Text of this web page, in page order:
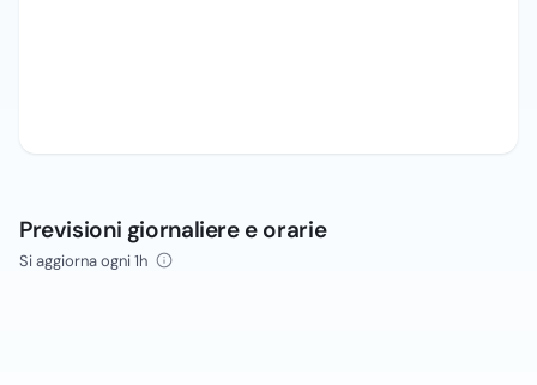
Previsioni giornaliere e orarie
Si aggiorna ogni 1h